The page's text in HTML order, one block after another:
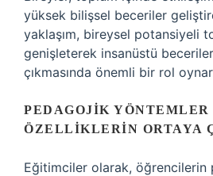
yüksek bilişsel beceriler
yaklaşım, bireysel potansiyeli
genişleterek insanüstü
çıkmasında önemli bir rol
PEDAGOJIK YÖNTEMLER
ÖZELLIKLERIN ORTAYA
Eğitimciler olarak, öğrencilerin